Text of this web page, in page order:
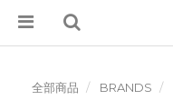
全部商品 BRANDS